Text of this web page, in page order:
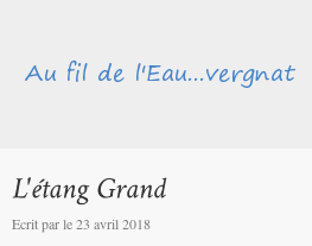
Ecrit par le 23 avril 2018